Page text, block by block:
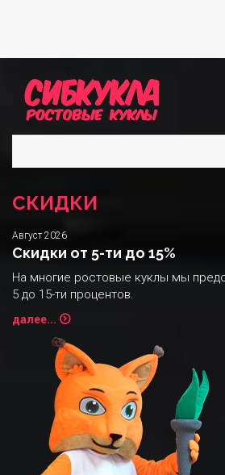
СКИДКИ
Август 2026
Скидки от 5-ти до 15%
На многие ростовые куклы мы
5 до 15-ти процентов.
далее...